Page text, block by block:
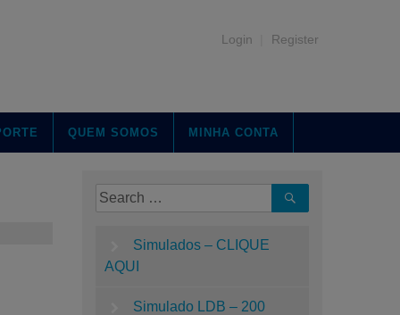
Login Register
QUEM SOMOS MINHA CONTA
Simulados – CLIQUE
AQUI
Simulado LDB – 200